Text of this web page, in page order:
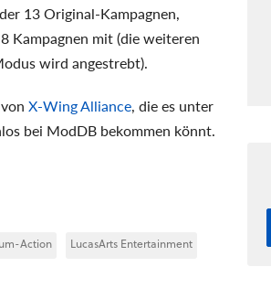
13 Original-Kampagnen,
Kampagnen mit (die weiteren
wird angestrebt).
X-Wing Alliance, die es unter
bei ModDB bekommen könnt.
Action
LucasArts Entertainment